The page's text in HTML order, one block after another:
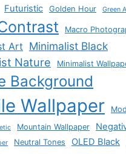
Futuristic Golden Hour Green
Macro
Art Minimalist Black
Nature Minimalist
Background
Wallpaper
Mountain Wallpaper
Neutral Tones OLED Black